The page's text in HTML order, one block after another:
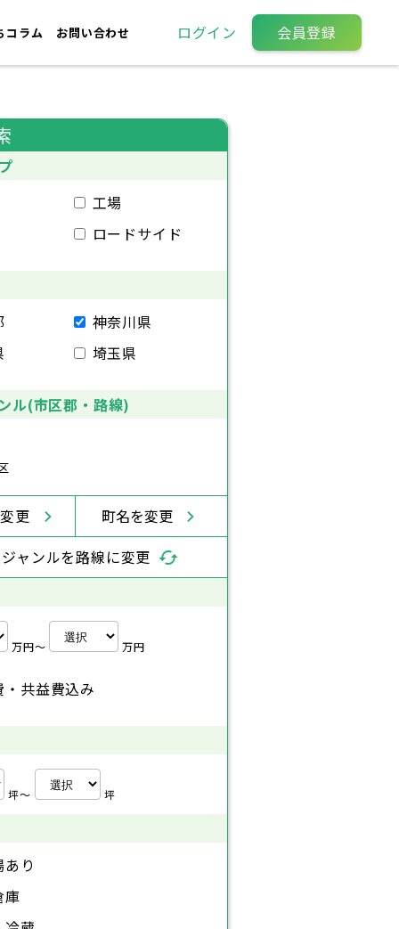
コラム お問い合わせ ログイン 会員登録
工場
ロードサイド
神奈川県
埼玉県
ル(市区郡・路線)
更
町名を変更
ャンルを路線に変更
万円〜 万円
・共益費込み
坪〜 坪
り
庫